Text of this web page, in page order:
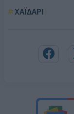
ΧΑΪΔΑΡΙ